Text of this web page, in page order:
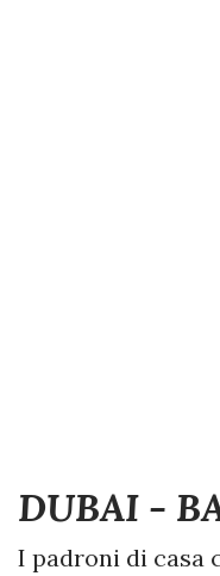
DUBAI -
I padroni di casa